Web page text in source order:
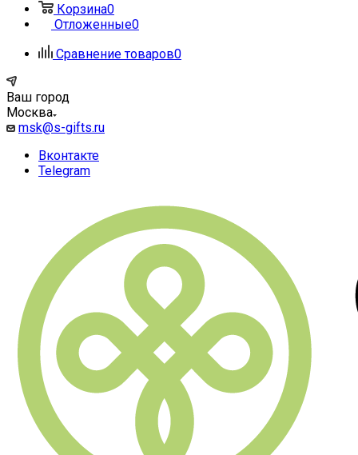
Корзина0
Отложенные0
Сравнение товаров0
Ваш город
Москва
msk@s-gifts.ru
Вконтакте
Telegram